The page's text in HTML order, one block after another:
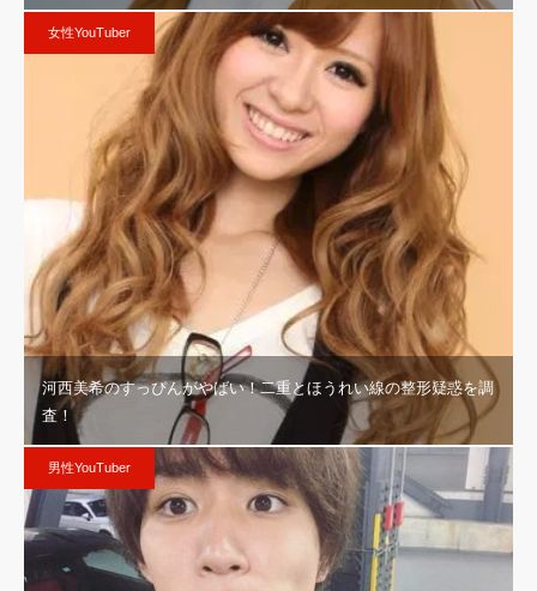
女性YouTuber
河西美希のすっぴんがやばい！二重とほうれい線の整形疑惑を調
査！
男性YouTuber